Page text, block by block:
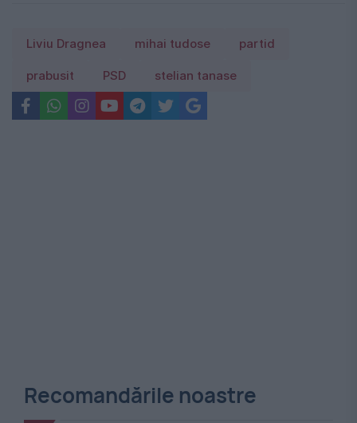
Liviu Dragnea mihai tudose partid
prabusit PSD stelian tanase
Recomandările noastre